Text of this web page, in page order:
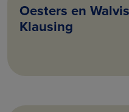
Oesters en
Klausing